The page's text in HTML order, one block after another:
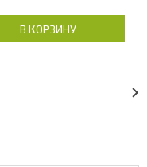
В КОРЗИНУ